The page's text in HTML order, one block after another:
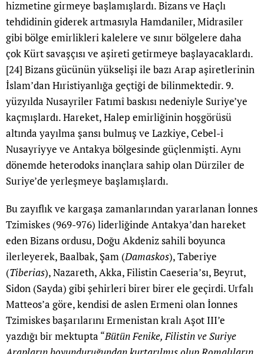
hizmetine girmeye başlamışlardı. Bizans ve Haçlı
tehdidinin giderek artmasıyla Hamdaniler, Midrasiler
gibi bölge emirlikleri kalelere ve sınır bölgelere daha
çok Kürt savaşçısı ve aşireti getirmeye başlayacaklardı.
[24] Bizans gücünün yükselişi ile bazı Arap aşiretlerinin
İslam’dan Hıristiyanlığa geçtiği de bilinmektedir. 9.
yüzyılda Nusayriler Fatımî baskısı nedeniyle Suriye’ye
kaçmışlardı. Hareket, Halep emirliğinin hoşgörüsü
altında yayılma şansı bulmuş ve Lazkiye, Cebel-i
Nusayriyye ve Antakya bölgesinde güçlenmişti. Aynı
dönemde heterodoks inançlara sahip olan Dürziler de
Suriye’de yerleşmeye başlamışlardı.
Bu zayıflık ve kargaşa zamanlarından yararlanan İonnes
Tzimiskes (969-976) liderliğinde Antakya’dan hareket
eden Bizans ordusu, Doğu Akdeniz sahili boyunca
ilerleyerek, Baalbak, Şam (Damaskos), Taberiye
(Tiberias), Nazareth, Akka, Filistin Caeseria’sı, Beyrut,
Sidon (Sayda) gibi şehirleri birer birer ele geçirdi. Urfalı
Matteos’a göre, kendisi de aslen Ermeni olan İonnes
Tzimiskes başarılarını Ermenistan kralı Aşot III’e
yazdığı bir mektupta “Bütün Fenike, Filistin ve Suriye